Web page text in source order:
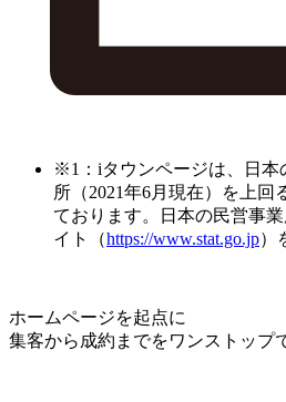
※1：iタウンページは、日本
所（2021年6月現在）を上回
ております。日本の民営事
イト（https://www.stat.go.jp）
ホームページを起点に
集客から成約までをワンストップ